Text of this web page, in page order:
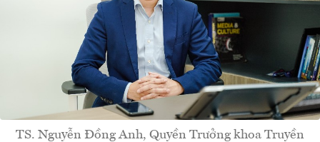
TS. Nguyễn Đồng Anh, Quyền Trưởng khoa Truyền